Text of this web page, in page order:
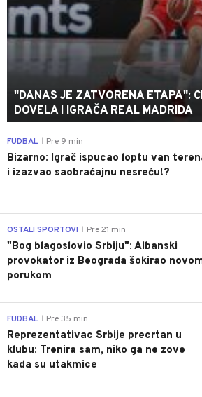
"DANAS JE ZATVORENA ETAPA":
DOVELA I IGRAČA REAL MADRIDA
FUDBAL Pre 9 min
Bizarno: Igrač ispucao loptu van
i izazvao saobraćajnu nesreću!?
OSTALI SPORTOVI Pre 21 min
"Bog blagoslovio Srbiju": Albanski
provokator iz Beograda šokirao
porukom
FUDBAL Pre 35 min
Reprezentativac Srbije precrtan u
klubu: Trenira sam, niko ga ne zove
kada su utakmice